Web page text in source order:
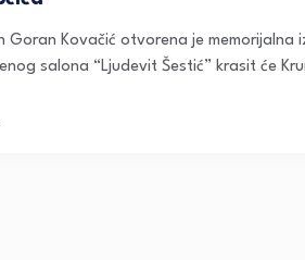
Goran Kovačić otvorena je memorijalna
salona “Ljudevit Šestić” krasit će